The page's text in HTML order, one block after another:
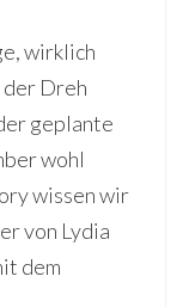
wirklich
Dreh
geplante
wohl
wissen wir
von Lydia
dem